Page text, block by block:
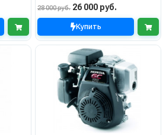
28 000 руб. 26 000 руб.
Купить